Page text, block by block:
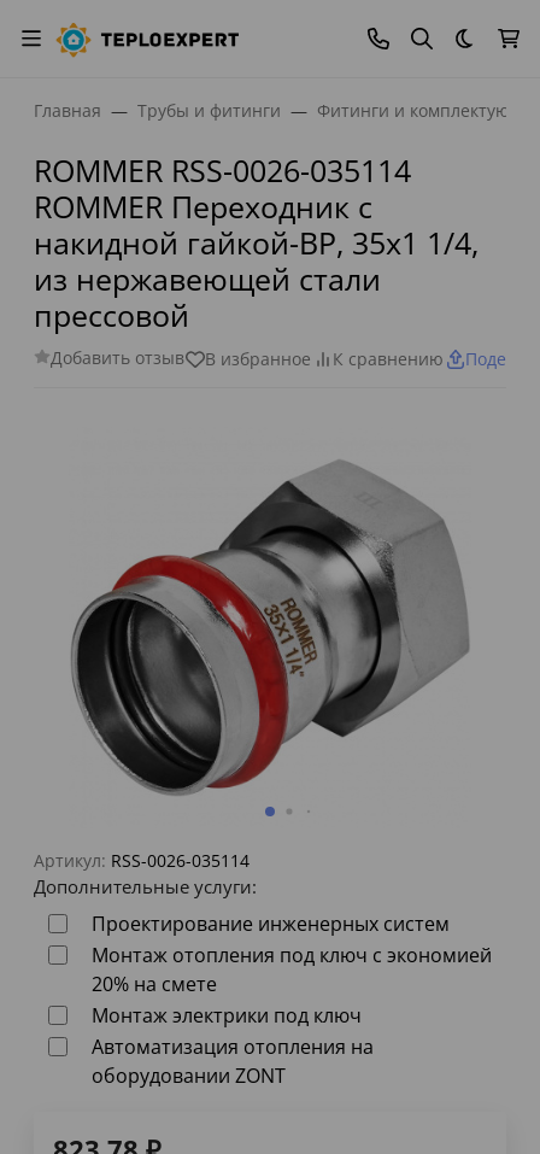
Темная
Главная Трубы и фитинги Фитинги и
ROMMER RSS-0026-035114
ROMMER Переходник с
накидной гайкой-ВР, 35х1 1/4,
из нержавеющей стали
прессовой
Добавить отзыв В избранное К сравнению
Артикул: RSS-0026-035114
Дополнительные услуги:
Проектирование инженерных систем
Монтаж отопления под ключ с экономией
20% на смете
Монтаж электрики под ключ
Автоматизация отопления на
оборудовании ZONT